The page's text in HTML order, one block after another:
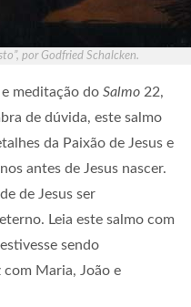
por Godfried Schalcken.
meditação do Salmo 22,
de dúvida, este salmo
da Paixão de Jesus e
antes de Jesus nascer.
de Jesus ser
Leia este salmo com
sendo
Maria, João e